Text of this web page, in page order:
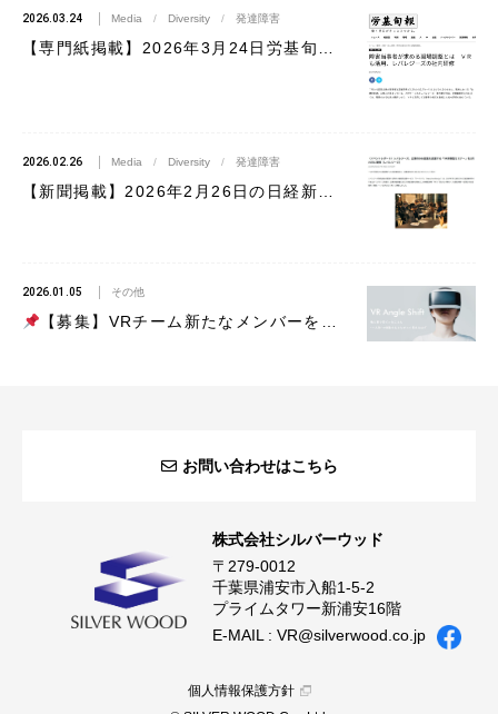
2026.03.24 Media / Diversity / 発達障害
2026.02.26 Media / Diversity / 発達障害
【新聞掲載】2026年2月26日の日経新聞、東京新聞にて「VR発達障害」が取り上げられました
2026.01.05 その他
【募集】VRチーム新たなメンバーを募集します（ファシリテーター、サポートスタッフ）
株式会社シルバーウッド
〒279-0012
千葉県浦安市入船1-5-2
プライムタワー新浦安16階
E-MAIL :VR@silverwood.co.jp
お問い合わせはこちら
個人情報保護方針